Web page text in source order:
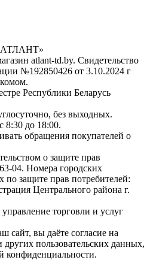
АТЛАНТ»
atlant-td.by. Свидетельство
№192850426 от 3.10.2024 г
Республики Беларусь
без выходных.
8:30 до 18:00.
обращения покупателей о
о защите прав
04. Номера городских
защите прав потребителей:
Центрального района г.
торговли и услуг
сайт, вы даёте согласие на
пользовательских данных,
конфиденциальности.